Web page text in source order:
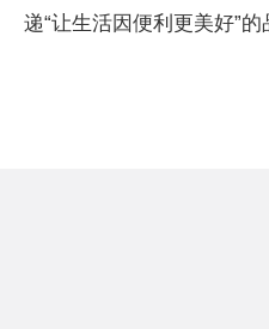
递“让生活因便利更美好”的